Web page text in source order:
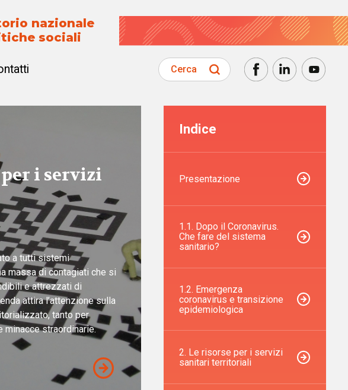
nazionale
sociali
Cerca
i servizi
a tutti sistemi
massa di contagiati che si
e attrezzati di
attira l’attenzione sulla
tanto per
minacce straordinarie.
Indice
Presentazione
1.1. Dopo il Coronavirus.
Che fare del sistema
sanitario?
1.2. Emergenza
coronavirus e transizione
epidemiologica
2. Le risorse per i servizi
sanitari territoriali